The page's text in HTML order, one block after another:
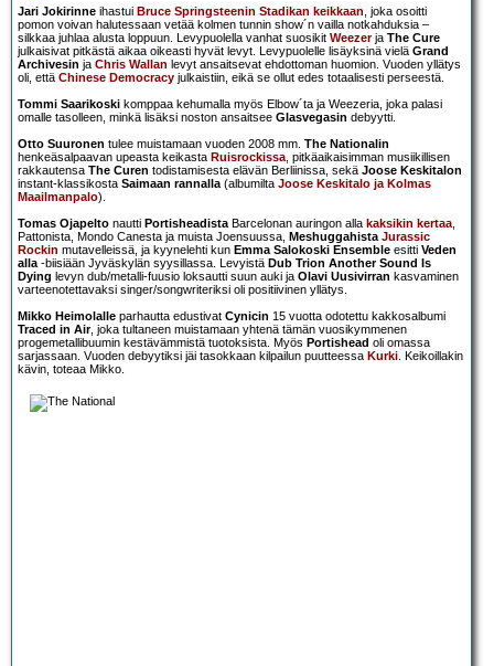
Jari Jokirinne ihastui Bruce Springsteenin Stadikan keikkaan, joka osoitti
pomon voivan halutessaan vetää kolmen tunnin show´n vailla notkahduksia –
silkkaa juhlaa alusta loppuun. Levypuolella vanhat suosikit Weezerja The Cure
julkaisivat pitkästä aikaa oikeasti hyvät levyt. Levypuolelle lisäyksinä vielä Grand
Archivesin ja Chris Wallan levyt ansaitsevat ehdottoman huomion. Vuoden yllätys
oli, että Chinese Democracy julkaistiin, eikä se ollut edes totaalisesti perseestä.
Tommi Saarikoski komppaa kehumalla myös Elbow´ta ja Weezeria, joka palasi
omalle tasolleen, minkä lisäksi noston ansaitsee Glasvegasin debyytti.
Otto Suuronen tulee muistamaan vuoden 2008 mm. The Nationalin
henkeäsalpaavan upeasta keikasta Ruisrockissa, pitkäaikaisimman musiikillisen
rakkautensa The Curen todistamisesta elävän Berliinissa, sekä Joose Keskitalon
instant-klassikosta Saimaan rannalla(albumilta Joose Keskitalo ja Kolmas
Maailmanpalo).
Tomas Ojapelto nautti PortisheadistaBarcelonan auringon alla kaksikin kertaa,
Pattonista, Mondo Canesta ja muista Joensuussa, Meshuggahista Jurassic
Rockin mutavelleissä, ja kyynelehti kun Emma Salokoski Ensemble esitti Veden
alla-biisiään Jyväskylän syysillassa. Levyistä Dub Trion Another Sound Is
Dying levyn dub/metalli-fuusio loksautti suun auki ja Olavi Uusivirran kasvaminen
varteenotettavaksi singer/songwriteriksi oli positiivinen yllätys.
Mikko Heimolalle parhautta edustivat Cynicin 15 vuotta odotettu kakkosalbumi
Traced in Air, joka tultaneen muistamaan yhtenä tämän vuosikymmenen
progemetallibuumin kestävämmistä tuotoksista. Myös Portishead oli omassa
sarjassaan. Vuoden debyytiksi jäi tasokkaan kilpailun puutteessa Kurki. Keikoillakin
kävin, toteaa Mikko.